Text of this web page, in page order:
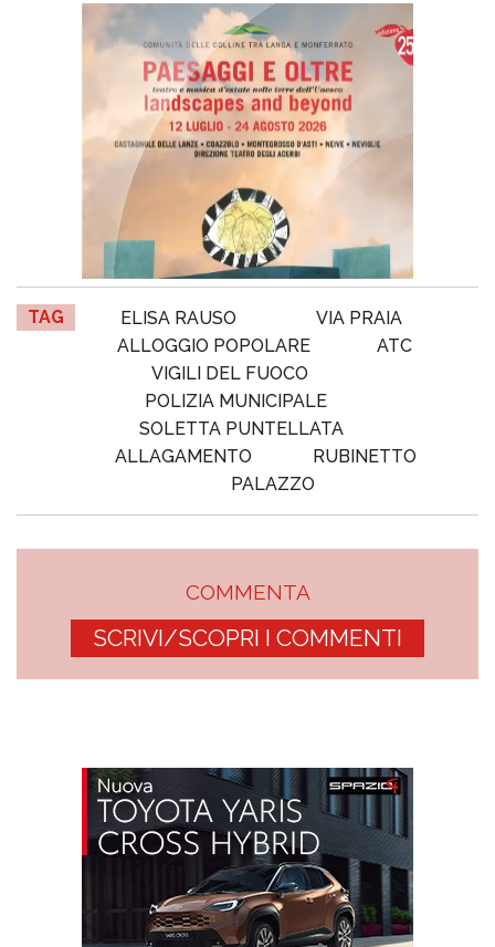
TAG ELISA RAUSO
VIA PRAIA
ALLOGGIO POPOLARE
ATC
VIGILI DEL FUOCO
POLIZIA MUNICIPALE
SOLETTA PUNTELLATA
ALLAGAMENTO
RUBINETTO
PALAZZO
COMMENTA
SCRIVI/SCOPRI I COMMENTI